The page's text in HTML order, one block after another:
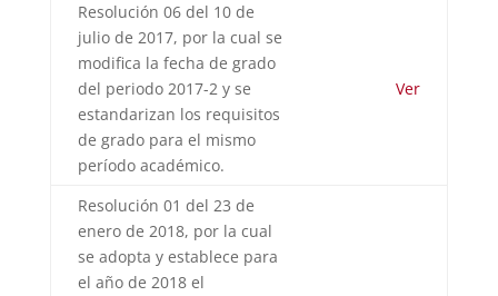
Resolución 06 del 10 de
julio de 2017, por la cual se
modifica la fecha de grado
del periodo 2017-2 y se
estandarizan los requisitos
de grado para el mismo
período académico.
Ver
Resolución 01 del 23 de
enero de 2018, por la cual
se adopta y establece para
el año de 2018 el